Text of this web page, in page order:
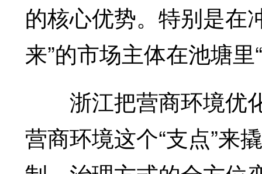
的核心优势。特别是在
来”的市场主体在池塘里
浙江把营商环境优化
营商环境这个“支点”来